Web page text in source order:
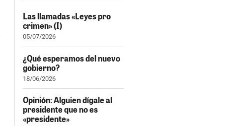
Las llamadas «Leyes pro
crimen» (I)
05/07/2026
¿Qué esperamos del nuevo
gobierno?
18/06/2026
Opinión: Alguien dígale al
presidente que no es
«presidente»